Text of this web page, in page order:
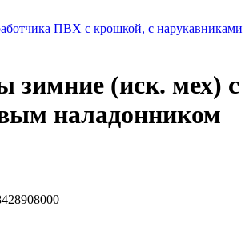
ПВХ с крошкой, с нарукавниками
зимние (иск. мех) с
наладонником